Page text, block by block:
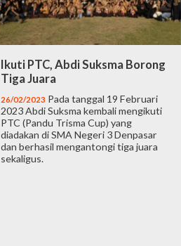
Ikuti PTC, Abdi Suksma Borong
Tiga Juara
26/02/2023 Pada tanggal 19 Februari
2023 Abdi Suksma kembali mengikuti
PTC (Pandu Trisma Cup) yang
diadakan di SMA Negeri 3 Denpasar
dan berhasil mengantongi tiga juara
sekaligus.